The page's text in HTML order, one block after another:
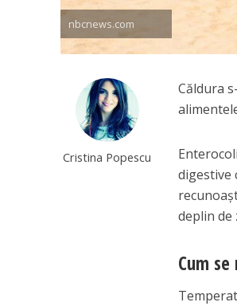
nbcnews.com
Cristina Popescu
Căldura
digestive
deplin de
Cum